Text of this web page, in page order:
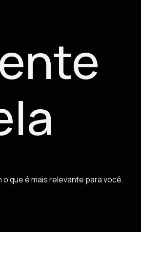
que é mais relevante para você.